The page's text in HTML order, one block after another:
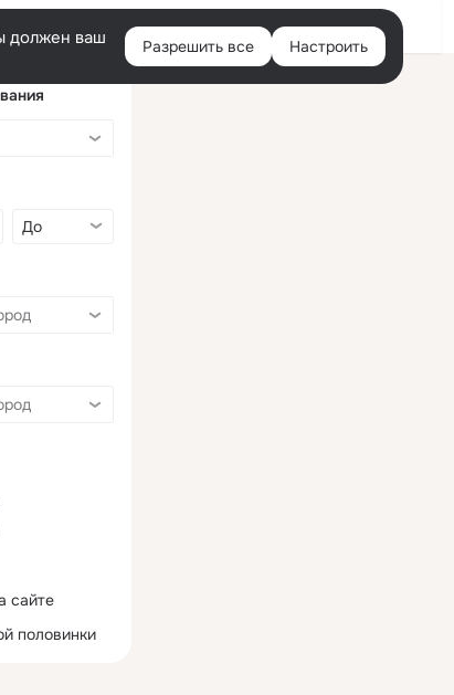
Войти
должен ваш
Разрешить все Настроить
сайте
половинки